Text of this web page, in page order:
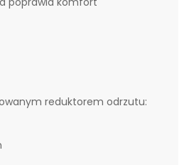
reduktorem odrzutu: